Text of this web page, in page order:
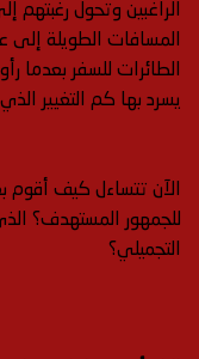
الراغبين وتحول رغبتهم
المسافات الطويلة إلى
الطائرات للسفر بعدما
يسرد بها كم التغيير
الآن تتساءل كيف أقوم
للجمهور المستهدف؟
التجميلي؟